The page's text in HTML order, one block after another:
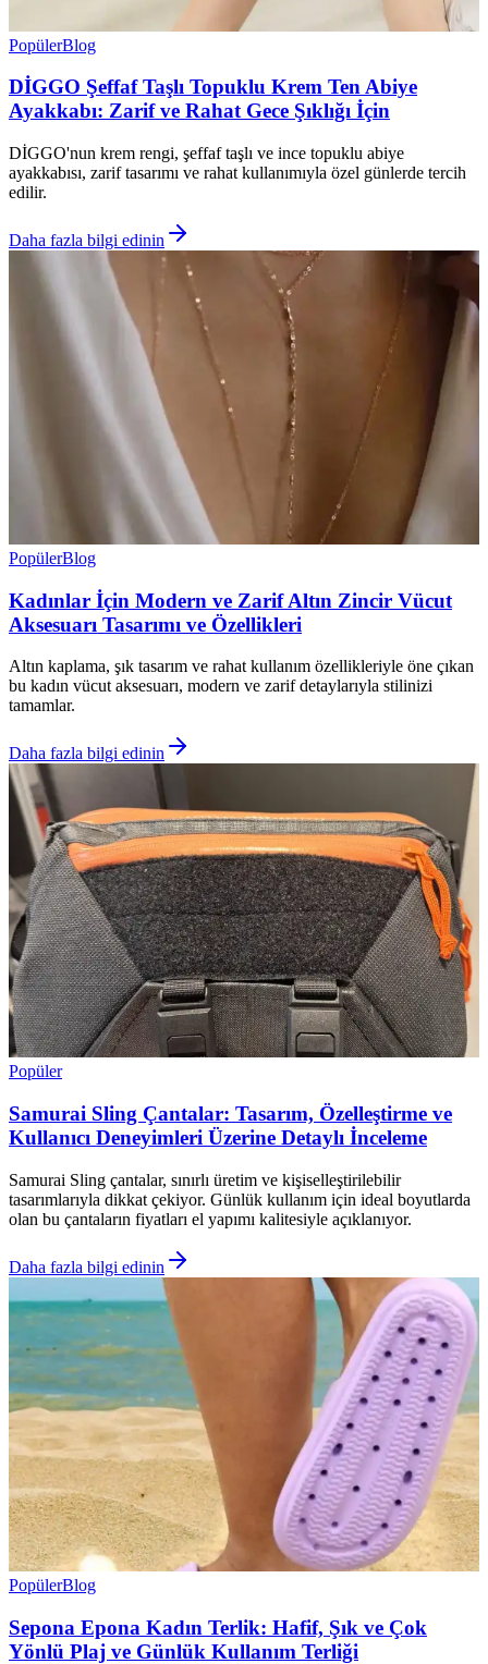
PopülerBlog
DİGGO Şeffaf Taşlı Topuklu Krem Ten Abiye
Ayakkabı: Zarif ve Rahat Gece Şıklığı İçin
DİGGO'nun krem rengi, şeffaf taşlı ve ince topuklu abiye
ayakkabısı, zarif tasarımı ve rahat kullanımıyla özel günlerde tercih
edilir.
Daha fazla bilgi edinin
PopülerBlog
Kadınlar İçin Modern ve Zarif Altın Zincir Vücut
Aksesuarı Tasarımı ve Özellikleri
Altın kaplama, şık tasarım ve rahat kullanım özellikleriyle öne çıkan
bu kadın vücut aksesuarı, modern ve zarif detaylarıyla stilinizi
tamamlar.
Daha fazla bilgi edinin
Popüler
Samurai Sling Çantalar: Tasarım, Özelleştirme ve
Kullanıcı Deneyimleri Üzerine Detaylı İnceleme
Samurai Sling çantalar, sınırlı üretim ve kişiselleştirilebilir
tasarımlarıyla dikkat çekiyor. Günlük kullanım için ideal boyutlarda
olan bu çantaların fiyatları el yapımı kalitesiyle açıklanıyor.
Daha fazla bilgi edinin
PopülerBlog
Sepona Epona Kadın Terlik: Hafif, Şık ve Çok
Yönlü Plaj ve Günlük Kullanım Terliği